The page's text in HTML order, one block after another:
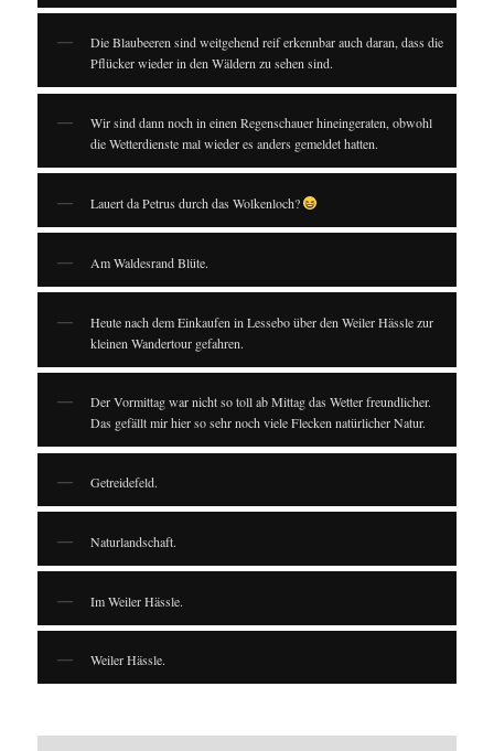
Die Blaubeeren sind weitgehend reif erkennbar auch daran, dass die
Pflücker wieder in den Wäldern zu sehen sind.
Wir sind dann noch in einen Regenschauer hineingeraten, obwohl
die Wetterdienste mal wieder es anders gemeldet hatten.
Lauert da Petrus durch das Wolkenloch?
Am Waldesrand Blüte.
Heute nach dem Einkaufen in Lessebo über den Weiler Hässle zur
kleinen Wandertour gefahren.
Der Vormittag war nicht so toll ab Mittag das Wetter freundlicher.
Das gefällt mir hier so sehr noch viele Flecken natürlicher Natur.
Getreidefeld.
Naturlandschaft.
Im Weiler Hässle.
Weiler Hässle.